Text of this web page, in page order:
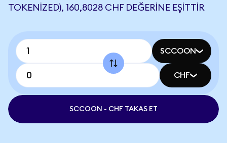
TOKENIZED), 160,8028 CHF DEĞERINE EŞITTIR
SCCOON
CHF
SCCOON - CHF TAKAS ET